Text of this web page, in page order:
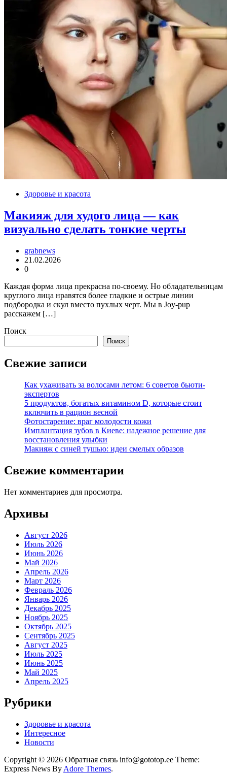
Здоровье и красота
Макияж для худого лица — как
визуально сделать тонкие черты
grabnews
21.02.2026
0
Каждая форма лица прекрасна по-своему. Но обладательницам
круглого лица нравятся более гладкие и острые линии
подбородка и скул вместо пухлых черт. Мы в Joy-pup
расскажем […]
Поиск
Поиск
Свежие записи
Как ухаживать за волосами летом: 6 советов бьюти-
экспертов
5 продуктов, богатых витамином D, которые стоит
включить в рацион весной
Фотостарение: враг молодости кожи
Имплантация зубов в Киеве: надежное решение для
восстановления улыбки
Макияж с синей тушью: идеи смелых образов
Свежие комментарии
Нет комментариев для просмотра.
Архивы
Август 2026
Июль 2026
Июнь 2026
Май 2026
Апрель 2026
Март 2026
Февраль 2026
Январь 2026
Декабрь 2025
Ноябрь 2025
Октябрь 2025
Сентябрь 2025
Август 2025
Июль 2025
Июнь 2025
Май 2025
Апрель 2025
Рубрики
Здоровье и красота
Интересное
Новости
Copyright © 2026 Обратная связь info@gototop.ee Theme:
Express News By Adore Themes.